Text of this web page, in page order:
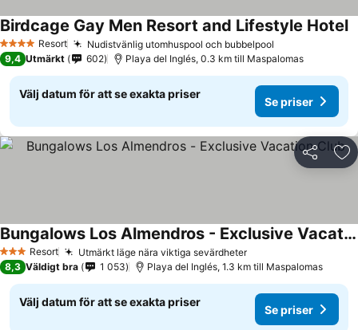
4 StjärnorResort Nudistvänlig utomhuspool och bubbelpool
Birdcage Gay Men Resort and Lifestyle Hotel
9,4 Utmärkt 602 Playa del Inglés, 0.3 km till Maspalomas
Välj datum för att se exakta priser
Se priser
Dela
3 StjärnorResort Utmärkt läge nära viktiga sevärdheter
Bungalows Los Almendros - Exclusive Vacation Club
8,3 Väldigt bra 1 053 Playa del Inglés, 1.3 km till Maspalomas
Välj datum för att se exakta priser
Se priser